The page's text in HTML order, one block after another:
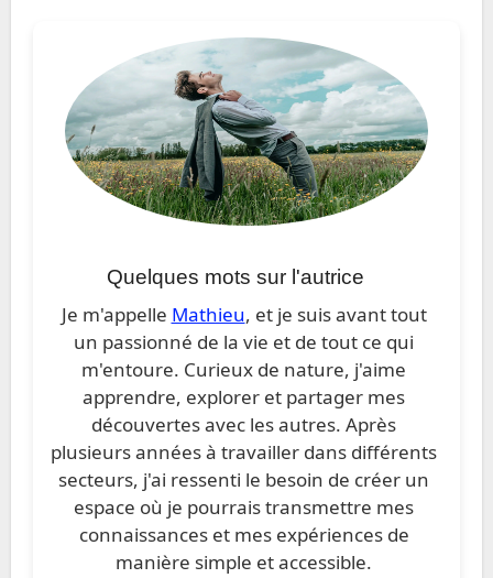
Quelques mots sur l'autrice
Je m'appelle Mathieu, et je suis avant tout
un passionné de la vie et de tout ce qui
m'entoure. Curieux de nature, j'aime
apprendre, explorer et partager mes
découvertes avec les autres. Après
plusieurs années à travailler dans différents
secteurs, j'ai ressenti le besoin de créer un
espace où je pourrais transmettre mes
connaissances et mes expériences de
manière simple et accessible.